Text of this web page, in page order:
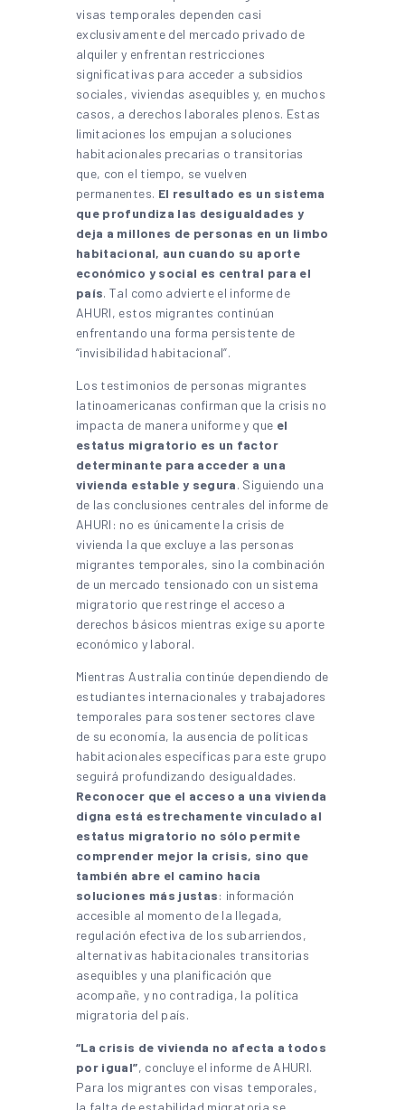
visas temporales dependen casi
exclusivamente del mercado privado de
alquiler y enfrentan restricciones
significativas para acceder a subsidios
sociales, viviendas asequibles y, en muchos
casos, a derechos laborales plenos. Estas
limitaciones los empujan a soluciones
habitacionales precarias o transitorias
que, con el tiempo, se vuelven
permanentes. El resultado es un sistema
que profundiza las desigualdades y
deja a millones de personas en un limbo
habitacional, aun cuando su aporte
económico y social es central para el
país. Tal como advierte el informe de
AHURI, estos migrantes continúan
enfrentando una forma persistente de
“invisibilidad habitacional”.
Los testimonios de personas migrantes
latinoamericanas confirman que la crisis no
impacta de manera uniforme y que el
estatus migratorio es un factor
determinante para acceder a una
vivienda estable y segura. Siguiendo una
de las conclusiones centrales del informe de
AHURI: no es únicamente la crisis de
vivienda la que excluye a las personas
migrantes temporales, sino la combinación
de un mercado tensionado con un sistema
migratorio que restringe el acceso a
derechos básicos mientras exige su aporte
económico y laboral.
Mientras Australia continúe dependiendo de
estudiantes internacionales y trabajadores
temporales para sostener sectores clave
de su economía, la ausencia de políticas
habitacionales específicas para este grupo
seguirá profundizando desigualdades.
Reconocer que el acceso a una vivienda
digna está estrechamente vinculado al
estatus migratorio no sólo permite
comprender mejor la crisis, sino que
también abre el camino hacia
soluciones más justas: información
accesible al momento de la llegada,
regulación efectiva de los subarriendos,
alternativas habitacionales transitorias
asequibles y una planificación que
acompañe, y no contradiga, la política
migratoria del país.
“La crisis de vivienda no afecta a todos
por igual”, concluye el informe de AHURI.
Para los migrantes con visas temporales,
la falta de estabilidad migratoria se